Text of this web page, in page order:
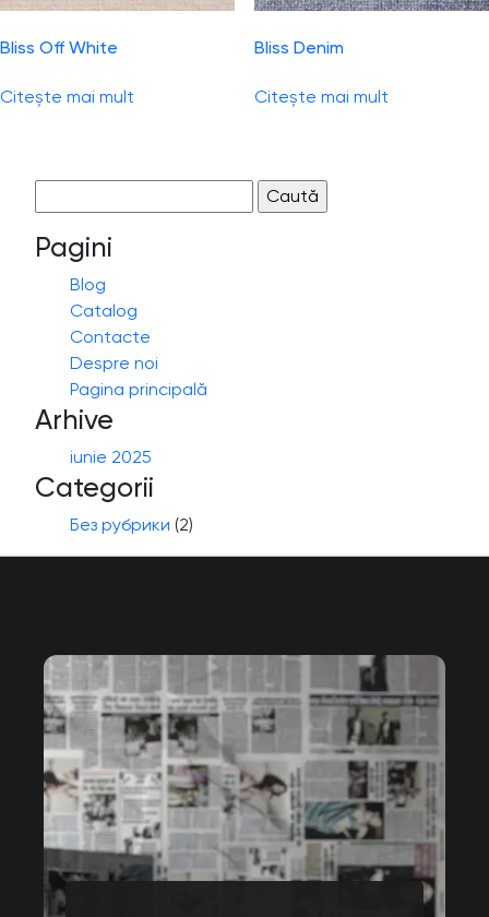
Bliss Off White
Citește mai mult
Bliss Denim
Citește mai mult
după:
Pagini
Blog
Catalog
Contacte
Despre noi
Pagina principală
Arhive
iunie 2025
Categorii
Без рубрики (2)